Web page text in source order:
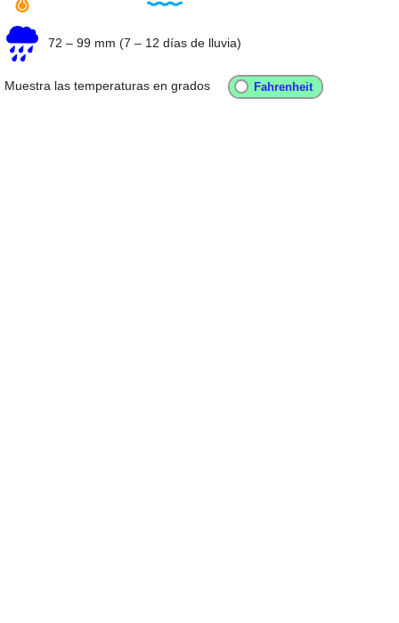
72 – 99 mm (7 – 12 días de lluvia)
Muestra las temperaturas en grados